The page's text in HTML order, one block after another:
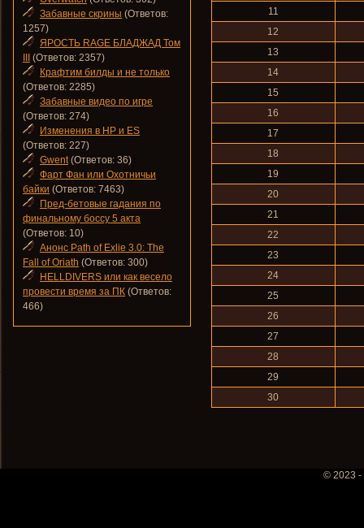
11
12
13
14
15
16
17
18
19
20
21
22
23
24
25
26
27
28
29
30
Забавные скрины (Ответов:
1257)
ЯРОСТЬ RAGE БЛАДЖАД Том
(Ответов: 2357)
Крафтим билды и не только
(Ответов: 2285)
Забавные видео по игре
(Ответов: 274)
Изменения в HP и ES
(Ответов: 227)
Gwent(Ответов: 36)
Фарт Фан или Охотничьи
байки (Ответов: 7463)
Пред-бетовые гадания по
финальному боссу 5 акта
(Ответов: 10)
Анонс Path of Exlie 3.0: The
Fall of Oriath (Ответов: 300)
HELLDIVERS или как весело
провести время за ПК (Ответов:
466)
© 2023 -